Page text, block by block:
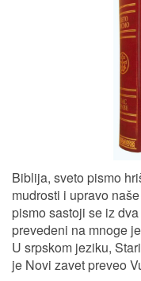
Biblija, sveto pismo
mudrosti i upravo
pismo sastoji se iz
prevedeni na mnoge
U srpskom jeziku,
je Novi zavet preveo